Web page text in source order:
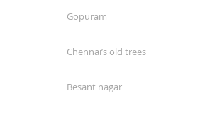
Gopuram
Chennai’s old trees
Besant nagar